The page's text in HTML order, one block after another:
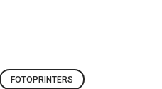
FOTOPRINTERS